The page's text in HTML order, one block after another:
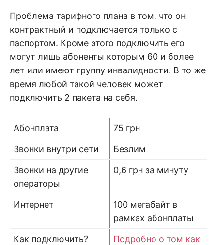
Проблема тарифного плана в том, что он
контрактный и подключается только с
паспортом. Кроме этого подключить его
могут лишь абоненты которым 60 и более
лет или имеют группу инвалидности. В то же
время любой такой человек может
подключить 2 пакета на себя.
Абонплата 75 грн
Звонки внутри сети Безлим
Звонки на другие
операторы
0,6 грн за минуту
Интернет
100 мегабайт в
рамках абонплаты
Как подключить?
Подробно о том как